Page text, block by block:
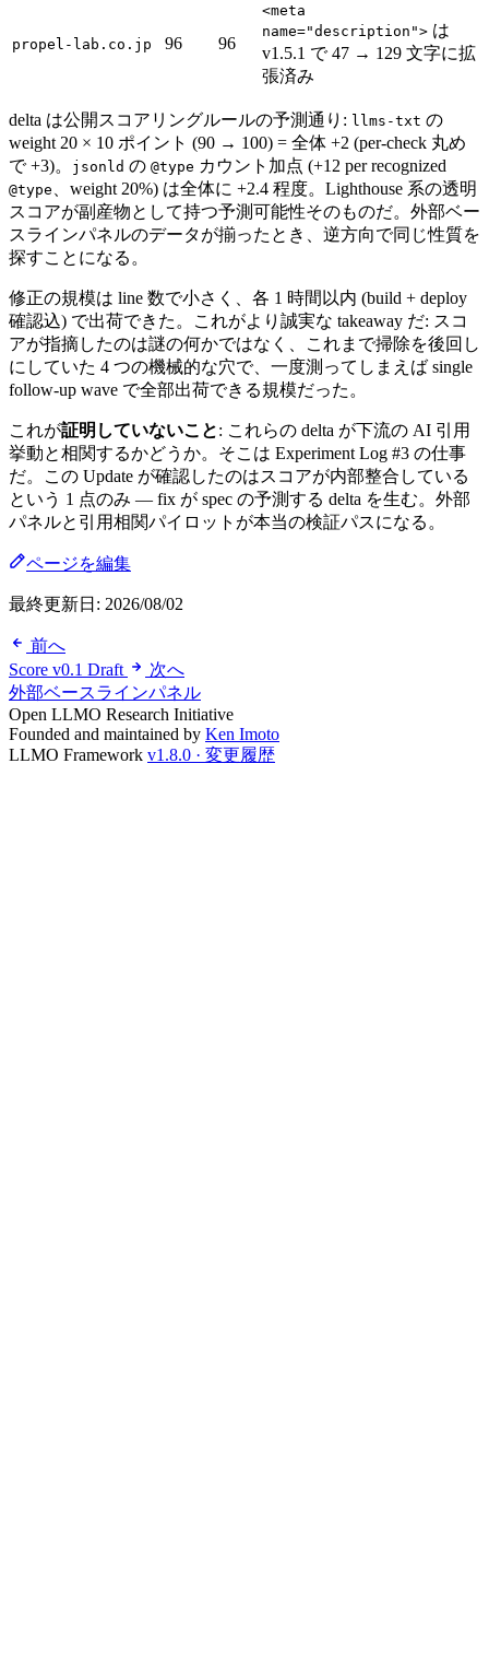
propel-lab.co.jp 96 96
<meta
name="description"> は
v1.5.1 で 47 → 129 文字に拡
張済み
delta は公開スコアリングルールの予測通り: llms-txt の
weight 20 × 10 ポイント (90 → 100) = 全体 +2 (per-check 丸め
で +3)。
jsonld の @type カウント加点 (+12 per recognized
@type
、weight 20%) は全体に +2.4 程度。Lighthouse 系の透明
スコアが副産物として持つ予測可能性そのものだ。外部ベー
スラインパネルのデータが揃ったとき、逆方向で同じ性質を
探すことになる。
修正の規模は line 数で小さく、各 1 時間以内 (build + deploy
確認込) で出荷できた。これがより誠実な takeaway だ: スコ
アが指摘したのは謎の何かではなく、これまで掃除を後回し
にしていた 4 つの機械的な穴で、一度測ってしまえば single
follow-up wave で全部出荷できる規模だった。
これが証明していないこと: これらの delta が下流の AI 引用
挙動と相関するかどうか。そこは Experiment Log #3 の仕事
だ。この Update が確認したのはスコアが内部整合している
という 1 点のみ — fix が spec の予測する delta を生む。外部
パネルと引用相関パイロットが本当の検証パスになる。
ページを編集
最終更新日: 2026/08/02
前へ
Score v0.1 Draft
次へ
外部ベースラインパネル
Open LLMO Research Initiative
Founded and maintained by Ken Imoto
LLMO Framework v1.8.0 · 変更履歴